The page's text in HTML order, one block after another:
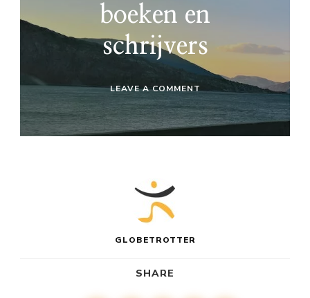
boeken en
schrijvers
LEAVE A COMMENT
DE
BESTE
NOORSE
BOEKEN
GLOBETROTTER
SHARE